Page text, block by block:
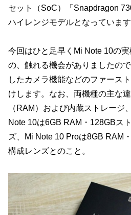
セット（SoC）「Snapdragon
ハイレンジモデルとなっています
今回はひと足早くMi Note 10の
の、触れる機会がありましたの
したカメラ機能などのファース
けします。なお、両機種の主な
（RAM）および内蔵ストレージ
Note 10は6GB RAM・128GBス
ズ、Mi Note 10 Proは8GB RAM
構成レンズとのこと。